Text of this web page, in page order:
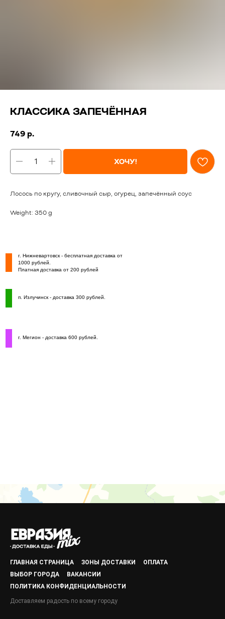
КЛАССИКА ЗАПЕЧЁННАЯ
749 р.
ХОЧУ!
Лосось по кругу, сливочный сыр, огурец, запечённый соус
Weight: 350 g
г. Мегион - доставка 600 рублей.
п. Излучинск - доставка 300 рублей.
г. Нижневартовск - бесплатная доставка от
1000 рублей.
Платная доставка от 200 рублей
ГЛАВНАЯ СТРАНИЦА ЗОНЫ ДОСТАВКИ
ОПЛАТА
ВЫБОР ГОРОДА
ВАКАНСИИ
ПОЛИТИКА КОНФИДЕНЦИАЛЬНОСТИ
Доставляем радость по всему городу